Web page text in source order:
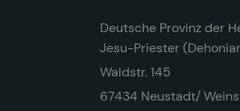
Deutsche Provinz der
Jesu-Priester
Waldstr. 145
67434 Neustadt/